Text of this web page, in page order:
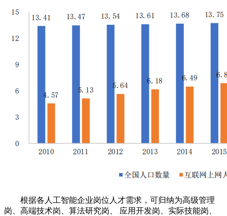
根据各人工智能企业岗位人才需求，可归纳为高级管理
岗、高端技术岗、算法研究岗、 应用开发岗、实际技能岗、